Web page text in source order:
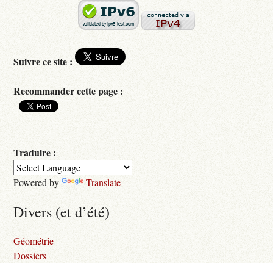
Suivre ce site :
Recommander cette page :
Traduire :
Powered by Translate
Divers (et d’été)
Géométrie
Dossiers